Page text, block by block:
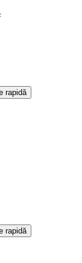
rapidă
rapidă